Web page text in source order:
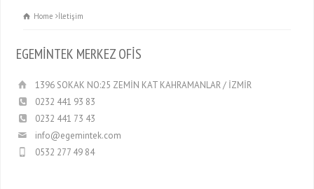
Home İletişim
EGEMİNTEK MERKEZ OFİS
1396 SOKAK NO:25 ZEMİN KAT KAHRAMANLAR / İZMİR
0232 441 93 83
0232 441 73 43
info@egemintek.com
0532 277 49 84